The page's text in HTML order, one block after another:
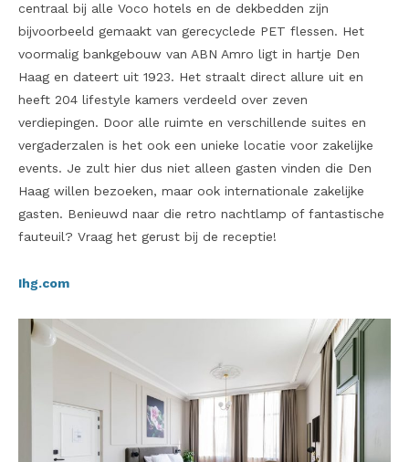
centraal bij alle Voco hotels en de dekbedden zijn
bijvoorbeeld gemaakt van gerecyclede PET flessen. Het
voormalig bankgebouw van ABN Amro ligt in hartje Den
Haag en dateert uit 1923. Het straalt direct allure uit en
heeft 204 lifestyle kamers verdeeld over zeven
verdiepingen. Door alle ruimte en verschillende suites en
vergaderzalen is het ook een unieke locatie voor zakelijke
events. Je zult hier dus niet alleen gasten vinden die Den
Haag willen bezoeken, maar ook internationale zakelijke
gasten. Benieuwd naar die retro nachtlamp of fantastische
fauteuil? Vraag het gerust bij de receptie!
Ihg.com